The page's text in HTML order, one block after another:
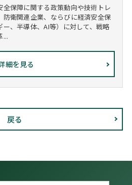
保障に関する政策動向や技術トレ
防衛関連企業、ならびに経済安全保
、半導体、AI等）に対して、戦略
...
細を見る
戻る